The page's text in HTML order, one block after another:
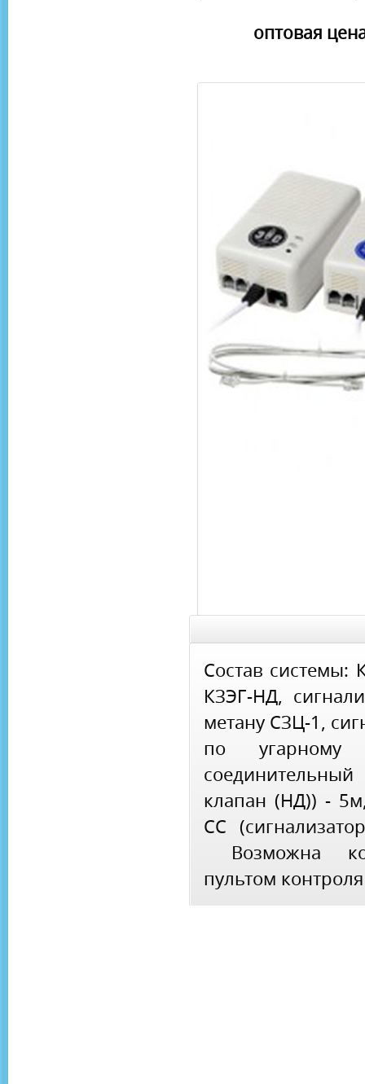
оптовая
Состав системы:
КЗЭГ-НД,
метану СЗЦ-1,
по угарному
клапан (НД)) -
СС
Возможна
пультом